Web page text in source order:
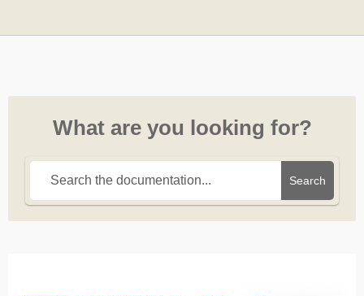
What are you looking for?
Search